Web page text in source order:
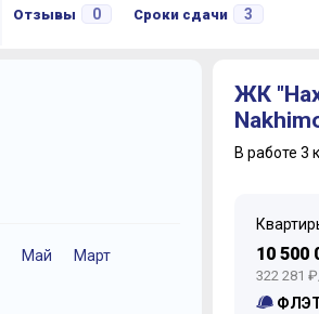
Отзывы 0 Сроки сдачи 3
Октябрь
Май
Март
Декабрь
ЖК
В работе 3
10 500
322 281